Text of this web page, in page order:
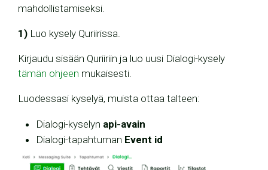
mahdollistamiseksi.
1) Luo kysely Quriirissa.
Kirjaudu sisään Quriiriin ja luo uusi Dialogi-kysely
tämän ohjeen mukaisesti.
Luodessasi kyselyä, muista ottaa talteen:
Dialogi-kyselyn api-avain
Dialogi-tapahtuman Event id